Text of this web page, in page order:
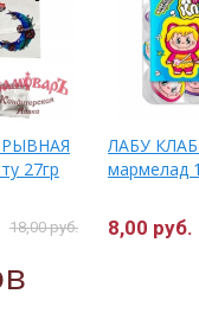
27гр
18,00 руб.
ЛАБУ КЛАБ
мармелад
8,00 руб.